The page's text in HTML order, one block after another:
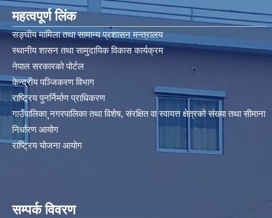
महत्वपूर्ण लिंक
सङ्घीय मामिला तथा सामान्य प्रशासन मन्त्रालय
स्थानीय शासन तथा सामुदायिक विकास कार्यक्रम
नेपाल सरकारको पोर्टल
केन्द्रीय पञ्जिकरण विभाग
राष्ट्रिय पुनर्निर्माण प्राधिकरण
गाउँपालिका¸नगरपालिका तथा विशेष, संरक्षित वा स्वायत्त क्षेत्रको संख्या तथा सीमाना
निर्धारण आयोग​
राष्ट्रिय योजना आयोग
सम्पर्क विवरण